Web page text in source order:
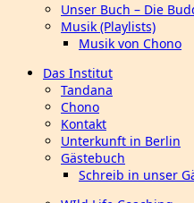
Unser Buch – Die
Musik (Playlists)
Musik von Chono
Das Institut
Tandana
Chono
Kontakt
Unterkunft in Berlin
Gästebuch
Schreib in unser